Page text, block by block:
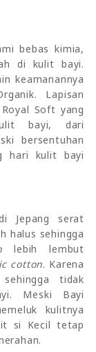
bebas kimia,
di kulit bayi.
keamanannya
Lapisan
Soft yang
bayi, dari
bersentuhan
hari kulit bayi
Jepang serat
halus sehingga
lebih lembut
cotton. Karena
tidak
Meski Bayi
kulitnya
si Kecil tetap